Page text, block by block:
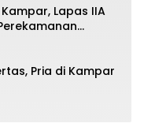
Lapas IIA
Pria di Kampar